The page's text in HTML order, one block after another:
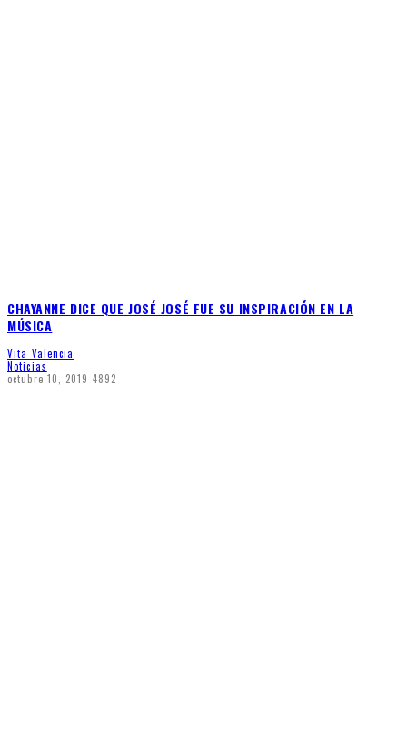
CHAYANNE DICE QUE JOSÉ JOSÉ FUE SU INSPIRACIÓN EN LA
MÚSICA
Vita Valencia
Noticias
octubre 10, 2019 4892